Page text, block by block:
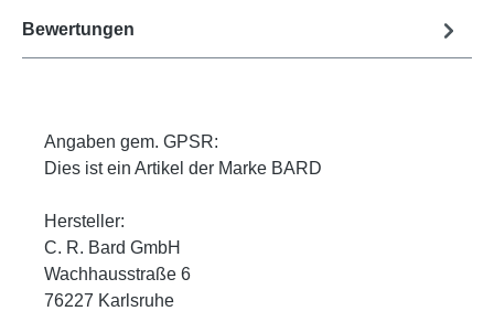
Bewertungen
Angaben gem. GPSR:
Dies ist ein Artikel der Marke BARD
Hersteller:
C. R. Bard GmbH
Wachhausstraße 6
76227 Karlsruhe